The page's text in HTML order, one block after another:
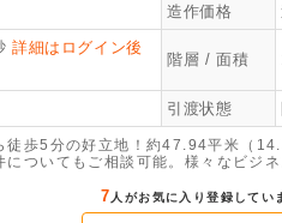
造作価格
詳細はログイン後
階層 / 面積
引渡状態
徒歩5分の好立地！約47.94平米（
ついてもご相談可能。様々なビジ
7 人がお気に入り登録してい